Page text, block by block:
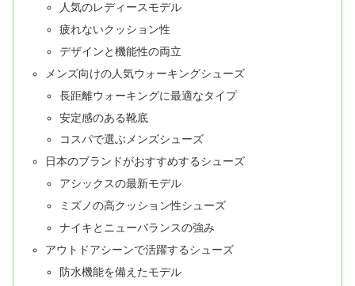
人気のレディースモデル
疲れないクッション性
デザインと機能性の両立
メンズ向けの人気ウォーキングシューズ
長距離ウォーキングに最適なタイプ
安定感のある靴底
コスパで選ぶメンズシューズ
日本のブランドがおすすめするシューズ
アシックスの最新モデル
ミズノの高クッション性シューズ
ナイキとニューバランスの強み
アウトドアシーンで活躍するシューズ
防水機能を備えたモデル